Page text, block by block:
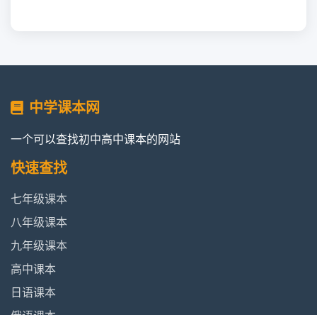
中学课本网
一个可以查找初中高中课本的网站
快速查找
七年级课本
八年级课本
九年级课本
高中课本
日语课本